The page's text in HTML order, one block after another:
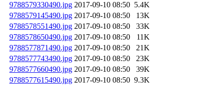
9788579330490.jpg 2017-09-10 08:50 5.4K
9788579145490.jpg 2017-09-10 08:50
13K
9788578551490.jpg 2017-09-10 08:50
33K
9788578650490.jpg 2017-09-10 08:50
11K
9788577871490.jpg 2017-09-10 08:50
21K
9788577743490.jpg 2017-09-10 08:50
23K
9788577660490.jpg 2017-09-10 08:50
39K
9788577615490.jpg 2017-09-10 08:50 9.3K